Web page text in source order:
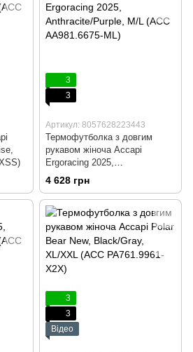
3
3
Артикул: 8057628223443
Термофутболка з довгим
рукавом жіноча Accapi
Ergoracing 2025,
Anthracite/Purple, M/L (ACC
AА981.6675-ML)
4 628 грн
3
3
Відео